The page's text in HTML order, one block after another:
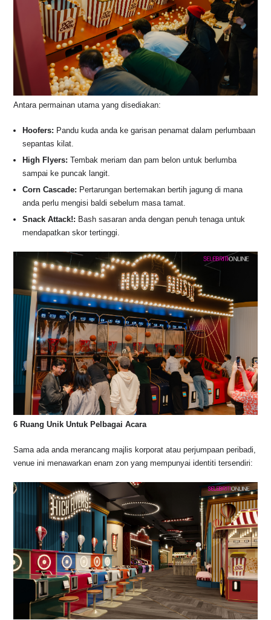
Antara permainan utama yang disediakan:
Hoofers: Pandu kuda anda ke garisan penamat dalam perlumbaan
sepantas kilat.
High Flyers: Tembak meriam dan pam belon untuk berlumba
sampai ke puncak langit.
Corn Cascade: Pertarungan bertemakan bertih jagung di mana
anda perlu mengisi baldi sebelum masa tamat.
Snack Attack!: Bash sasaran anda dengan penuh tenaga untuk
mendapatkan skor tertinggi.
6 Ruang Unik Untuk Pelbagai Acara
Sama ada anda merancang majlis korporat atau perjumpaan peribadi,
venue ini menawarkan enam zon yang mempunyai identiti tersendiri: